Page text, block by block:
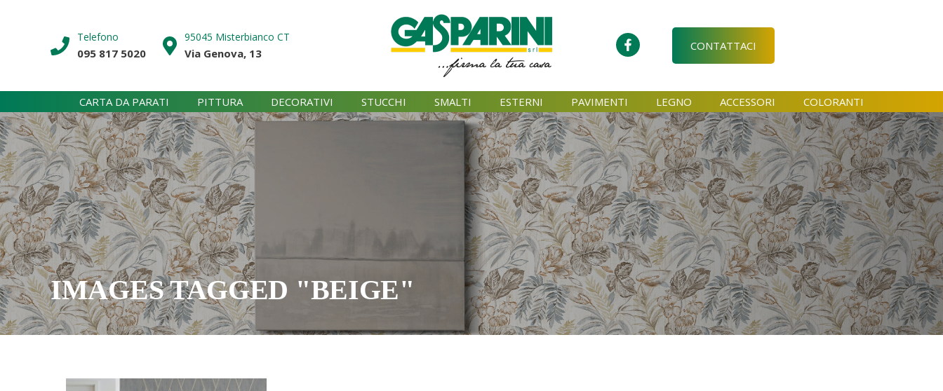
Telefono
095 817 5020
95045 Misterbianco CT
Via Genova, 13
CONTATTACI
CARTA DA PARATI PITTURA DECORATIVI STUCCHI SMALTI ESTERNI PAVIMENTI LEGNO ACCESSORI COLORANTI
IMAGES TAGGED "BEIGE"